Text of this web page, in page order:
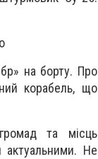
на борту. Про
корабель, що
та місць
актуальними. Не